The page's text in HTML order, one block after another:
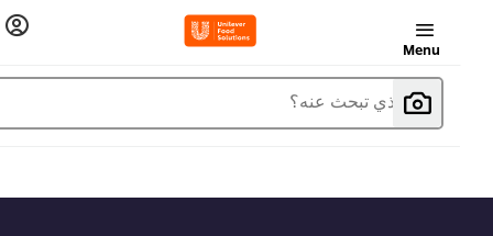
Menu
ما الذي تبحث عنه؟